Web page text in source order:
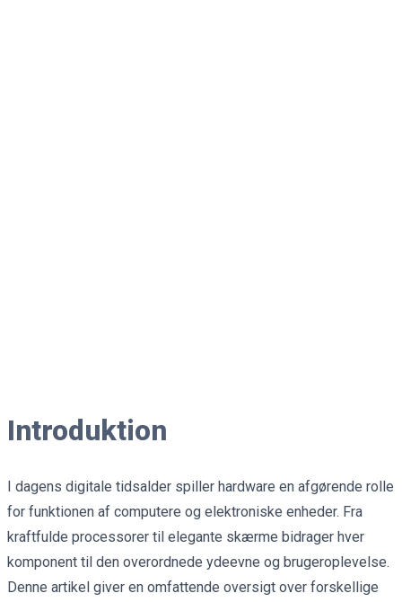
Introduktion
I dagens digitale tidsalder spiller hardware en afgørende rolle
for funktionen af computere og elektroniske enheder. Fra
kraftfulde processorer til elegante skærme bidrager hver
komponent til den overordnede ydeevne og brugeroplevelse.
Denne artikel giver en omfattende oversigt over forskellige